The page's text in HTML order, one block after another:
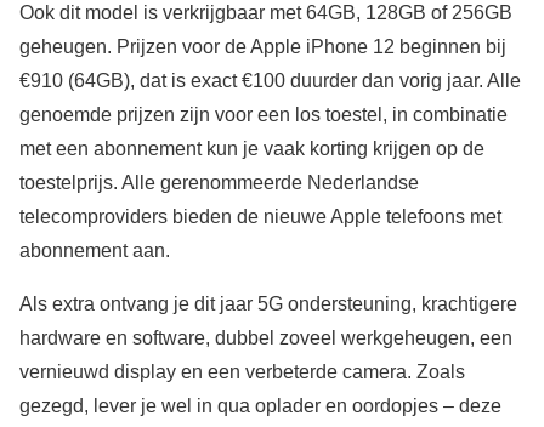
Ook dit model is verkrijgbaar met 64GB, 128GB of 256GB
geheugen. Prijzen voor de Apple iPhone 12 beginnen bij
€910 (64GB), dat is exact €100 duurder dan vorig jaar. Alle
genoemde prijzen zijn voor een los toestel, in combinatie
met een abonnement kun je vaak korting krijgen op de
toestelprijs. Alle gerenommeerde Nederlandse
telecomproviders bieden de nieuwe Apple telefoons met
abonnement aan.
Als extra ontvang je dit jaar 5G ondersteuning, krachtigere
hardware en software, dubbel zoveel werkgeheugen, een
vernieuwd display en een verbeterde camera. Zoals
gezegd, lever je wel in qua oplader en oordopjes – deze